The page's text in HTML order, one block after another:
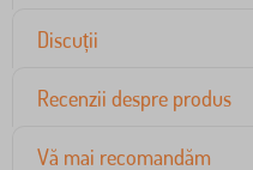
Discuții
Recenzii despre produs
Vă mai recomandăm